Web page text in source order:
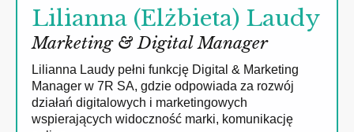
Lilianna (Elżbieta) Laudy
Marketing & Digital Manager
Lilianna Laudy pełni funkcję Digital & Marketing
Manager w 7R SA, gdzie odpowiada za rozwój
działań digitalowych i marketingowych
wspierających widoczność marki, komunikację